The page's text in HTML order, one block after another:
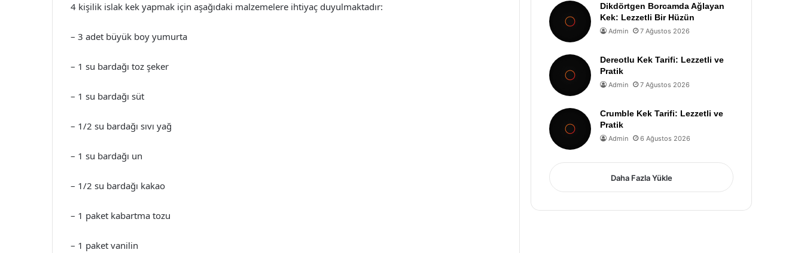
4 kişilik islak kek yapmak için aşağıdaki malzemelere ihtiyaç duyulmaktadır:
– 3 adet büyük boy yumurta
– 1 su bardağı toz şeker
– 1 su bardağı süt
– 1/2 su bardağı sıvı yağ
– 1 su bardağı un
– 1/2 su bardağı kakao
– 1 paket kabartma tozu
– 1 paket vanilin
Dikdörtgen Borcamda Ağlayan
Kek: Lezzetli Bir Hüzün
Admin 7 Ağustos 2026
Dereotlu Kek Tarifi: Lezzetli ve
Pratik
Admin 7 Ağustos 2026
Crumble Kek Tarifi: Lezzetli ve
Pratik
Admin 6 Ağustos 2026
Daha Fazla Yükle